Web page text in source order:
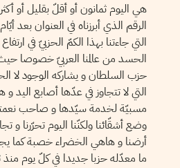
هي اليوم ثمانون أو أقلّ بقليل أو
الرقم الذي أبرزناه في العنوان بعد
التي جاءتنا بهذا الكمّ الحزبيّ في
الحسد من عالمنا العربيّ خصوصا
حزب السلطان و يشاركه الوجود لا
التي لا تتجاوز في عدّها أصابع اليد
مسبيّة لخدمة سيّدها و صاحب
وضع أشقّائنا ولكنّنا اليوم تحرّرنا و
أرضنا و هاهي الخضراء خصبة كما
ما معدّله حزبا جديدا في كلّ يوم منذ ثورة 14